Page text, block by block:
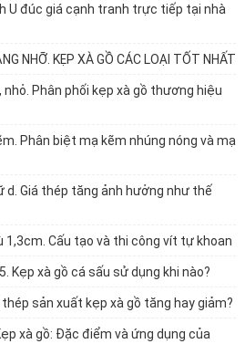
U đúc giá cạnh tranh trực tiếp tại nhà
NHỠ. KẸP XÀ GỒ CÁC LOẠI TỐT NHẤT
nhỏ. Phân phối kẹp xà gồ thương hiệu
Phân biệt mạ kẽm nhúng nóng và mạ
d. Giá thép tăng ảnh hưởng như thế
1,3cm. Cấu tạo và thi công vít tự khoan
Kẹp xà gồ cá sấu sử dụng khi nào?
thép sản xuất kẹp xà gồ tăng hay giảm?
xà gồ: Đặc điểm và ứng dụng của